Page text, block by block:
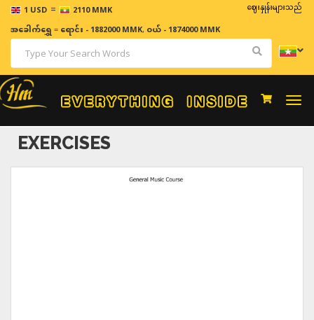
1 USD = 2110 MMK ဈေးနှုန်းများသည် အချိ
အခေါက်ရွှေ=ရောင်း - 1882000 MMK, ဝယ် - 1874000 MMK
EXERCISES